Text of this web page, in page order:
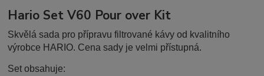
Hario Set V60 Pour over Kit
Skvělá sada pro přípravu filtrované kávy od kvalitního
výrobce HARIO. Cena sady je velmi přístupná.
Set obsahuje: